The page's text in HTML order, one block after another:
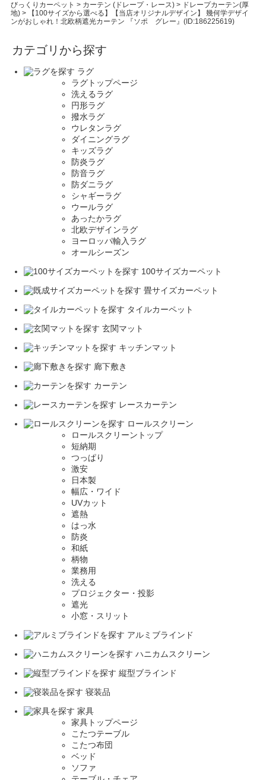
びっくりカーペット > カーテン (ドレープ・レース)> ドレープカーテン(厚
地)>
【100サイズから選べる】【当店オリジナルデザイン】 幾何学デザイ
ンがおしゃれ！北欧柄遮光カーテン 『ソポ グレー』(ID:186225619)
カテゴリから探す
ラグ
ラグトップページ
洗えるラグ
円形ラグ
撥水ラグ
ウレタンラグ
ダイニングラグ
キッズラグ
防炎ラグ
防音ラグ
防ダニラグ
シャギーラグ
ウールラグ
あったかラグ
北欧デザインラグ
ヨーロッパ輸入ラグ
オールシーズン
100サイズカーペット
畳サイズカーペット
タイルカーペット
玄関マット
キッチンマット
廊下敷き
カーテン
レースカーテン
ロールスクリーン
ロールスクリーントップ
短納期
つっぱり
激安
日本製
幅広・ワイド
UVカット
遮熱
はっ水
防炎
和紙
柄物
業務用
洗える
プロジェクター・投影
遮光
小窓・スリット
アルミブラインド
ハニカムスクリーン
縦型ブラインド
寝装品
家具
家具トップページ
こたつテーブル
こたつ布団
ベッド
ソファ